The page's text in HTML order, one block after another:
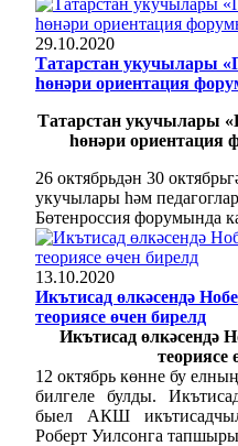
29.10.2020
Татарстан укучылары
һөнәри ориентация
Татарстан укучылары
һөнәри ориентация
26 октябрьдән 30
укучылары һәм
Бөтенроссия форумында
13.10.2020
Икътисад өлкәсендә
теориясе өчен бирелд
Икътисад өлкәсендә
теориясе
12 октябрь көнне бу
билгеле булды.
быел АКШ
Роберт Уилсонга